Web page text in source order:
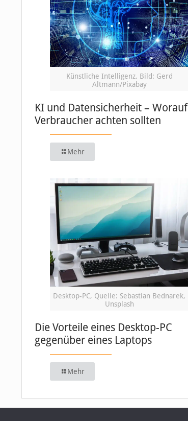
Künstliche Intelligenz, Bild: Gerd
Altmann/Pixabay
KI und Datensicherheit – Worauf
Verbraucher achten sollten
Mehr
Desktop-PC, Quelle: Sebastian Bednarek,
Unsplash
Die Vorteile eines Desktop-PC
gegenüber eines Laptops
Mehr